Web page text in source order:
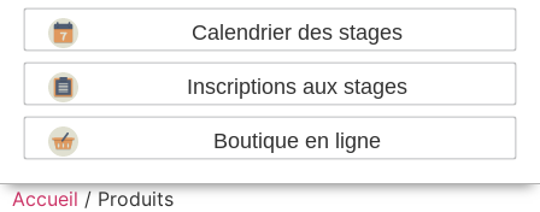
Calendrier des stages
Inscriptions aux stages
Boutique en ligne
Accueil/ Produits